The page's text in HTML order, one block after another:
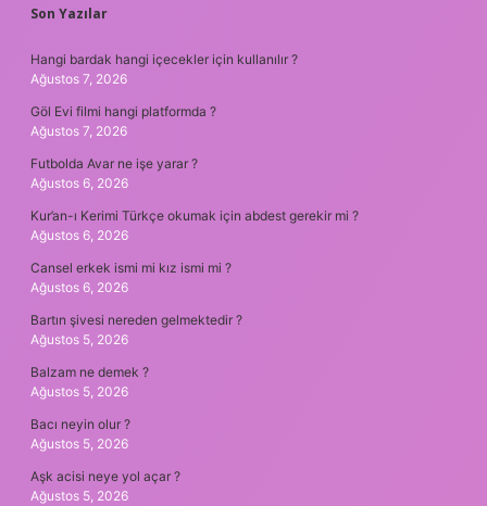
SIDEBAR
Son Yazılar
Hangi bardak hangi içecekler için kullanılır ?
Ağustos 7, 2026
Göl Evi filmi hangi platformda ?
Ağustos 7, 2026
Futbolda Avar ne işe yarar ?
Ağustos 6, 2026
Kur’an-ı Kerimi Türkçe okumak için abdest gerekir mi ?
Ağustos 6, 2026
Cansel erkek ismi mi kız ismi mi ?
Ağustos 6, 2026
Bartın şivesi nereden gelmektedir ?
Ağustos 5, 2026
Balzam ne demek ?
Ağustos 5, 2026
Bacı neyin olur ?
Ağustos 5, 2026
Aşk acisi neye yol açar ?
Ağustos 5, 2026